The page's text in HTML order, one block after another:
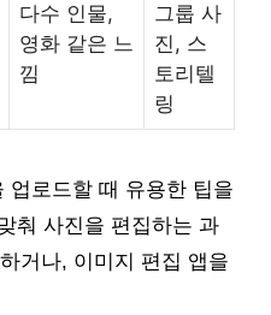
다수 인물,
영화 같은 느
낌
그룹 사
진, 스
토리텔
링
업로드할 때 유용한 팁을
춰 사진을 편집하는 과
거나, 이미지 편집 앱을